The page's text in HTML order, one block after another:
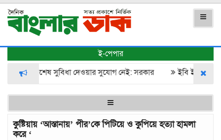
ই-পেপার
বিশেষ সুবিধা দেওয়ার সুযোগ নেই: সরকার
​ইবি ইসলামের
কুষ্টিয়ায় ‘আস্তানায়’ পীর’কে পিটিয়ে ও কুপিয়ে হত্যা হামলা
করে ‘